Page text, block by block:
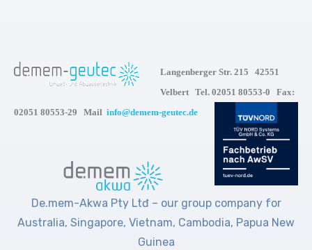
Langenberger Str. 215 42551
Velbert Tel. 02051 80553-0 Fax:
02051 80553-29 Mail info@demem-geutec.de
De.mem-Akwa Pty Ltđ – our group company for
Australia, Singapore, Vietnam, Cambodia, Papua New
Guinea